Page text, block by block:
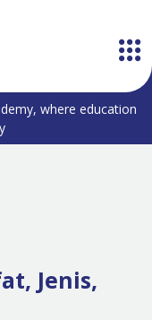
where education
Jenis,